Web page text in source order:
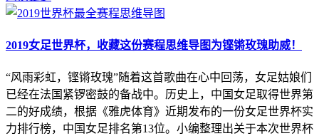
2019女足世界杯，收藏这份赛程思维导图为铿锵玫瑰助威！
“风雨彩虹，铿锵玫瑰”随着这首歌曲在心中回荡，女足姑娘们
已经在法国紧锣密鼓的备战中。历史上，中国女足取得世界第
二的好成绩，根据《雅虎体育》近期发布的一份女足世界杯实
力排行榜，中国女足排名第13位。小编整理出关于本次世界杯